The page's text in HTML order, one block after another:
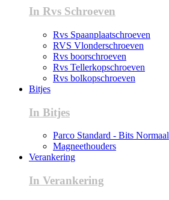
In Rvs Schroeven
Rvs Spaanplaatschroeven
RVS Vlonderschroeven
Rvs boorschroeven
Rvs Tellerkopschroeven
Rvs bolkopschroeven
Bitjes
In Bitjes
Parco Standard - Bits Normaal
Magneethouders
Verankering
In Verankering